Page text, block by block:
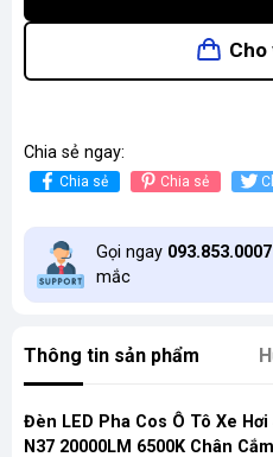
Cho
Chia sẻ ngay:
Chia sẻ Chia sẻ
Gọi ngay 093.853.0007
mắc
Thông tin sản phẩm
Đèn LED Pha Cos Ô Tô Xe
N37 20000LM 6500K Chân